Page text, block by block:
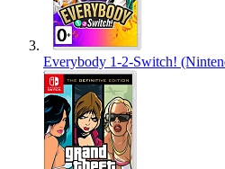
Everybody 1-2-Switch!